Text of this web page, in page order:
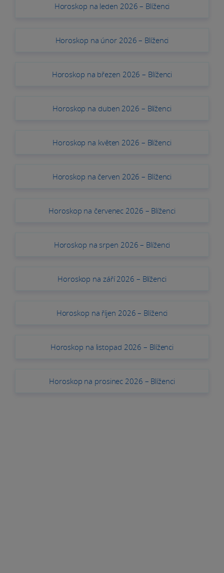
Horoskop na leden 2026 – Blíženci
Horoskop na únor 2026 – Blíženci
Horoskop na březen 2026 – Blíženci
Horoskop na duben 2026 – Blíženci
Horoskop na květen 2026 – Blíženci
Horoskop na červen 2026 – Blíženci
Horoskop na červenec 2026 – Blíženci
Horoskop na srpen 2026 – Blíženci
Horoskop na září 2026 – Blíženci
Horoskop na říjen 2026 – Blíženci
Horoskop na listopad 2026 – Blíženci
Horoskop na prosinec 2026 – Blíženci